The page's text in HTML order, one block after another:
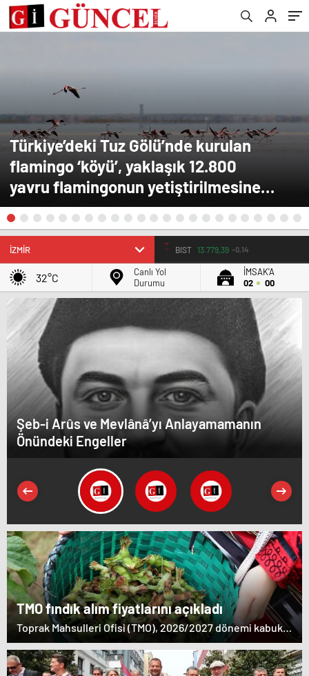
Türkiye’deki Tuz Gölü’nde kurulan
flamingo ‘köyü’, yaklaşık 12.800
yavru flamingonun yetiştirilmesine
yardımcı oluyor.
BIST 13.779,39 -0,14
32°C
Canlı Yol
Durumu
İMSAK'A
02
00
Şeb-i Arûs ve Mevlânâ’yı Anlayamamanın
Önündeki Engeller
TMO fındık alım fiyatlarını açıkladı
Toprak Mahsulleri Ofisi (TMO), 2026/2027 dönemi kabuklu
fındık alım fiyatlarını belirledi. Giresun kalite fındığın
kilogram fiyatı 255 lira, Levant kalite fındığın kilogram
fiyatı ise 250 lira oldu.